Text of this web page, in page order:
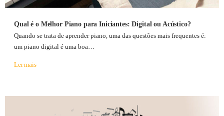
Qual é o Melhor Piano para Iniciantes: Digital ou Acústico?
Quando se trata de aprender piano, uma das questões mais frequentes é:
um piano digital é uma boa…
Ler mais